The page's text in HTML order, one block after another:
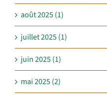
août 2025 (1)
juillet 2025 (1)
juin 2025 (1)
mai 2025 (2)